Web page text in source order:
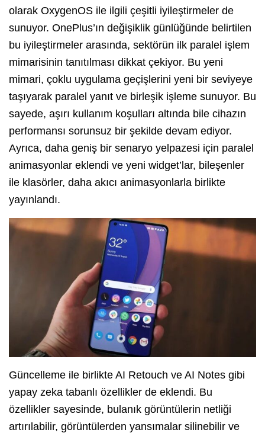
olarak OxygenOS ile ilgili çeşitli iyileştirmeler de
sunuyor. OnePlus’ın değişiklik günlüğünde belirtilen
bu iyileştirmeler arasında, sektörün ilk paralel işlem
mimarisinin tanıtılması dikkat çekiyor. Bu yeni
mimari, çoklu uygulama geçişlerini yeni bir seviyeye
taşıyarak paralel yanıt ve birleşik işleme sunuyor. Bu
sayede, aşırı kullanım koşulları altında bile cihazın
performansı sorunsuz bir şekilde devam ediyor.
Ayrıca, daha geniş bir senaryo yelpazesi için paralel
animasyonlar eklendi ve yeni widget’lar, bileşenler
ile klasörler, daha akıcı animasyonlarla birlikte
yayınlandı.
Güncelleme ile birlikte AI Retouch ve AI Notes gibi
yapay zeka tabanlı özellikler de eklendi. Bu
özellikler sayesinde, bulanık görüntülerin netliği
artırılabilir, görüntülerden yansımalar silinebilir ve